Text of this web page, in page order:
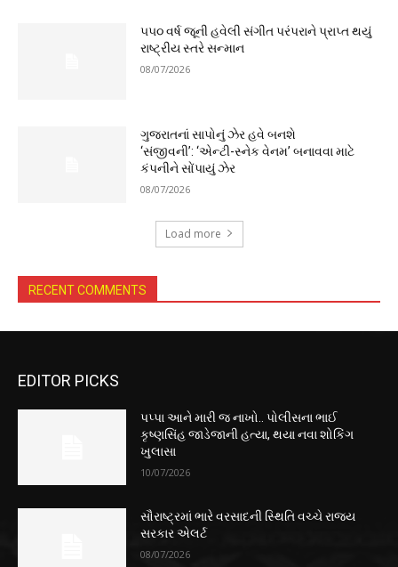
૫૫૦ વર્ષ જૂની હવેલી સંગીત પરંપરાને પ્રાપ્ત થયું
રાષ્ટ્રીય સ્તરે સન્માન
08/07/2026
ગુજરાતનાં સાપોનું ઝેર હવે બનશે
‘સંજીવની’: ‘એન્ટી-સ્નેક વેનમ’ બનાવવા માટે
કંપનીને સોંપાયું ઝેર
08/07/2026
Load more
RECENT COMMENTS
EDITOR PICKS
પપ્પા આને મારી જ નાખો.. પોલીસના ભાઈ
કૃષ્ણસિંહ જાડેજાની હત્યા, થયા નવા શોકિંગ
ખુલાસા
10/07/2026
સૌરાષ્ટ્રમાં ભારે વરસાદની સ્થિતિ વચ્ચે રાજ્ય
સરકાર એલર્ટ
08/07/2026